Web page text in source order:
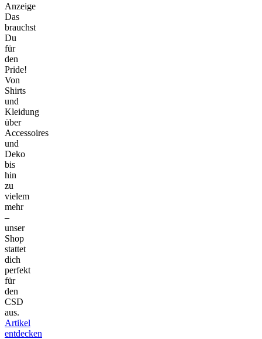
Anzeige
Das
brauchst
Du
für
den
Pride!
Von
Shirts
und
Kleidung
über
Accessoires
und
Deko
bis
hin
zu
vielem
mehr
–
unser
Shop
stattet
dich
perfekt
für
den
CSD
aus.
Artikel
entdecken